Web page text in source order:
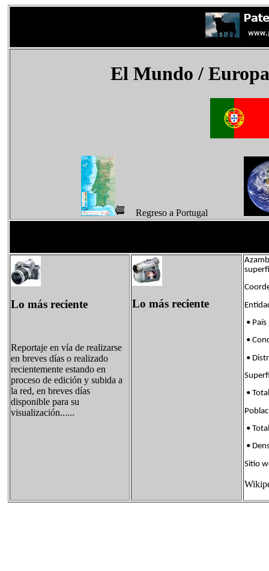
El Mundo/
Regreso a Portugal
Lo más reciente
Reportaje en vía de realizarse
en breves días o realizado
recientemente estando en
proceso de edición y subida a
la red, en breves días
disponible para su
visualización......
Lo más reciente
•
•
•
•
•
•
Sitio